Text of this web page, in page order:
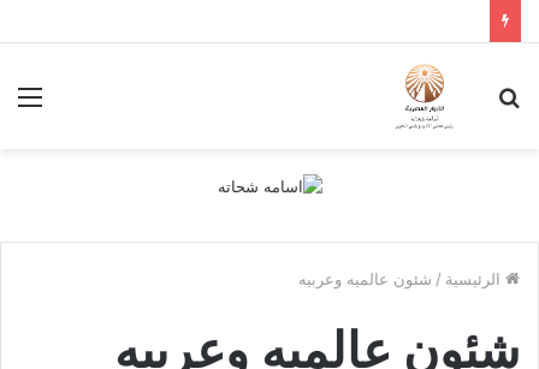
الرئيسية / شئون عالميه وعربيه
شئون عالميه وعربيه